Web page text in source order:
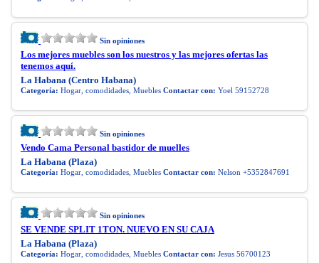
Sin opiniones
Los mejores muebles son los nuestros y las mejores ofertas las
tenemos aquí.
La Habana (Centro Habana)
Categoría: Hogar, comodidades, Muebles Contactar con: Yoel 59152728
Sin opiniones
Vendo Cama Personal bastidor de muelles
La Habana (Plaza)
Categoría: Hogar, comodidades, Muebles Contactar con: Nelson +5352847691
Sin opiniones
SE VENDE SPLIT 1TON. NUEVO EN SU CAJA
La Habana (Plaza)
Categoría: Hogar, comodidades, Muebles Contactar con: Jesus 56700123